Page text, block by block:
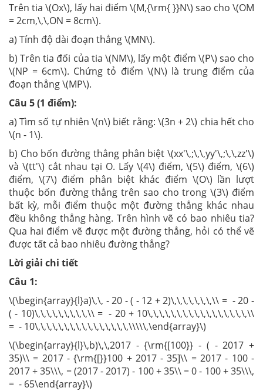
Trên tia \(Ox\), lấy hai điểm \(M,{\rm{ }}N\) sao cho \(OM
= 2cm,\,\,ON = 8cm\).
a) Tính độ dài đoạn thẳng \(MN\).
b) Trên tia đối của tia \(NM\), lấy một điểm \(P\) sao cho
\(NP = 6cm\). Chứng tỏ điểm \(N\) là trung điểm của
đoạn thẳng \(MP\).
Câu 5 (1 điểm):
a) Tìm số tự nhiên \(n\) biết rằng: \(3n + 2\) chia hết cho
\(n - 1\).
b) Cho bốn đường thẳng phân biệt \(xx'\,;\,\,yy'\,;\,\,zz'\)
và \(tt'\) cắt nhau tại O. Lấy \(4\) điểm, \(5\) điểm, \(6\)
điểm, \(7\) điểm phân biệt khác điểm \(O\) lần lượt
thuộc bốn đường thẳng trên sao cho trong \(3\) điểm
bất kỳ, mỗi điểm thuộc một đường thẳng khác nhau
đều không thẳng hàng. Trên hình vẽ có bao nhiêu tia?
Qua hai điểm vẽ được một đường thẳng, hỏi có thể vẽ
được tất cả bao nhiêu đường thẳng?
Lời giải chi tiết
Câu 1:
\(\begin{array}{l}a)\,\, - 20 - ( - 12 + 2)\,\,\,\,\,\,\,\\ = - 20 -
( - 10)\,\,\,\,\,\,\,\,\,\\ = - 20 + 10\,\,\,\,\,\,\,\,\,\,\,\,\,\,\,\,\,\\
= - 10\,\,\,\,\,\,\,\,\,\,\,\,\,\,\,\,\\\\\,\end{array}\)
\(\begin{array}{l}\,b)\,\,2017 - {\rm{[100}} - ( - 2017 +
35)\\ = 2017 - {\rm{[}}100 + 2017 - 35]\\ = 2017 - 100 -
2017 + 35\\\, = (2017 - 2017) - 100 + 35\\ = 0 - 100 + 35\\\,
= - 65\end{array}\)